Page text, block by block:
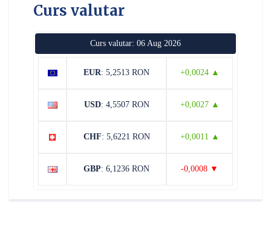
Curs valutar
Curs valutar: 06 Aug 2026
EUR: 5,2513 RON +0,0024 ▲
USD: 4,5507 RON +0,0027 ▲
CHF: 5,6221 RON +0,0011 ▲
GBP: 6,1236 RON -0,0008 ▼